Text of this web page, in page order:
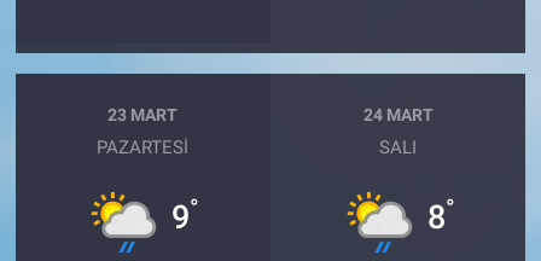
23 MART
PAZARTESI
9°
24 MART
SALI
8°